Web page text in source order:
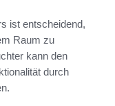
ist entscheidend,
Raum zu
kann den
durch